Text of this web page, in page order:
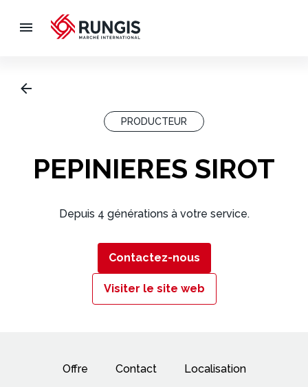
PRODUCTEUR
PEPINIERES SIROT
Depuis 4 générations à votre service.
Contactez-nous
Visiter le site web
Offre Contact Localisation